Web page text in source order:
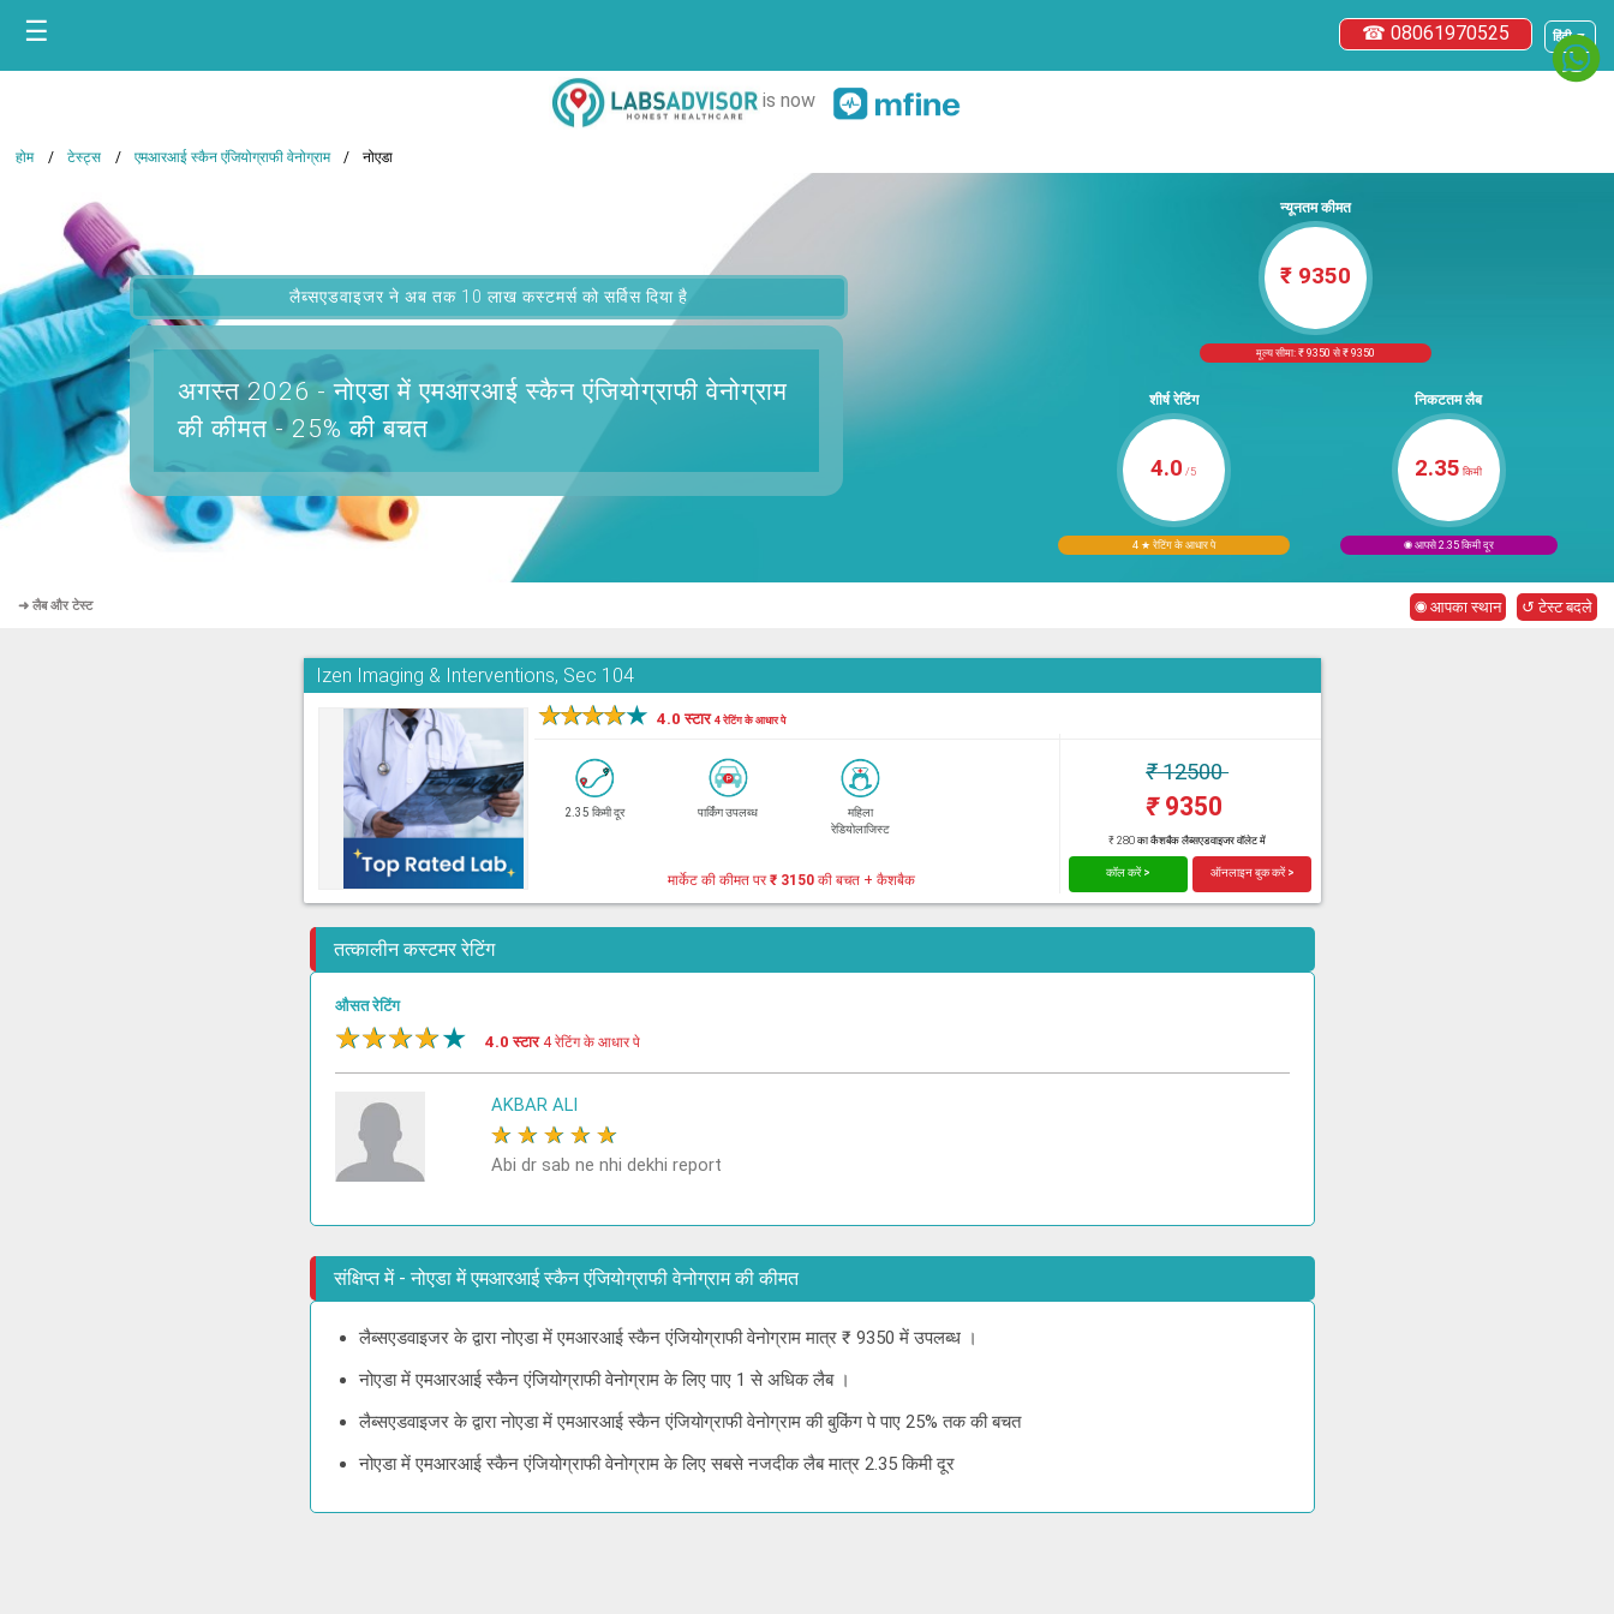
हिंदी ▼
☎ 08061970525
☰
is now
होम टेस्ट्स एमआरआई स्कैन एंजियोग्राफी वेनोग्राम नोएडा
लैब्सएडवाइजर ने अब तक 10 लाख कस्टमर्स को सर्विस दिया है
अगस्त 2026 -नोएडा में एमआरआई स्कैन एंजियोग्राफी वेनोग्राम
की कीमत - 25% की बचत
न्यूनतम कीमत
₹ 9350
मूल्य सीमा: ₹ 9350 से ₹ 9350
शीर्ष रेटिंग
4.0 /5
4 ★ रेटिंग के आधार पे
निकटतम लैब
2.35 किमी
◉ आपसे 2.35 किमी दूर
➜ लैब और टेस्ट ◉ आपका स्थान ↺ टेस्ट बदले
Izen Imaging & Interventions, Sec 104
★★★★★ 4.0 स्टार4 रेटिंग के आधार पे
2.35 किमी दूर पार्किंग उपलब्ध
महिला
रेडियोलाजिस्ट
₹12500
₹9350
₹ 280 का कैशबैक लैब्सएडवाइजर वॉलेट में
मार्केट की कीमत पर₹ 3150की बचत + कैशबैक कॉल करें > ऑनलाइन बुक करें >
तत्कालीन कस्टमर रेटिंग
औसत रेटिंग
★★★★★ 4.0 स्टार 4 रेटिंग के आधार पे
AKBAR ALI
★ ★ ★ ★ ★
Abi dr sab ne nhi dekhi report
संक्षिप्त में - नोएडा में एमआरआई स्कैन एंजियोग्राफी वेनोग्राम की कीमत
लैब्सएडवाइजर के द्वारा नोएडा में एमआरआई स्कैन एंजियोग्राफी वेनोग्राम मात्र ₹ 9350 में उपलब्ध ।
नोएडा में एमआरआई स्कैन एंजियोग्राफी वेनोग्राम के लिए पाए 1 से अधिक लैब ।
लैब्सएडवाइजर के द्वारा नोएडा में एमआरआई स्कैन एंजियोग्राफी वेनोग्राम की बुकिंग पे पाए 25% तक की बचत
नोएडा में एमआरआई स्कैन एंजियोग्राफी वेनोग्राम के लिए सबसे नजदीक लैब मात्र 2.35 किमी दूर